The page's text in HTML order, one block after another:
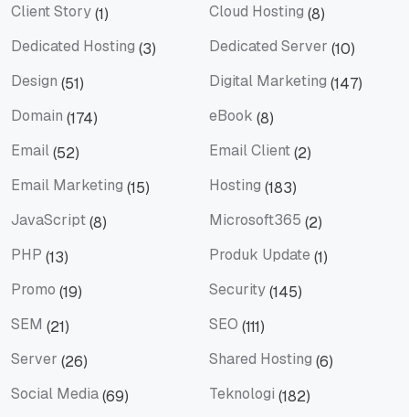
Client Story(1) Cloud Hosting (8)
Dedicated Hosting (3) Dedicated Server (10)
Design (51) Digital Marketing (147)
Domain (174) eBook (8)
Email(52) Email Client(2)
Email Marketing (15) Hosting (183)
JavaScript(8) Microsoft365 (2)
PHP (13) Produk Update (1)
Promo (19) Security(145)
SEM (21) SEO (111)
Server (26) Shared Hosting (6)
Social Media(69) Teknologi (182)